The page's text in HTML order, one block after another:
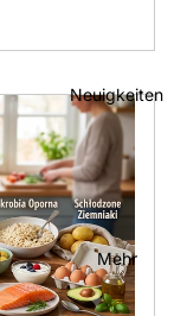
Neuigkeiten
Mehr